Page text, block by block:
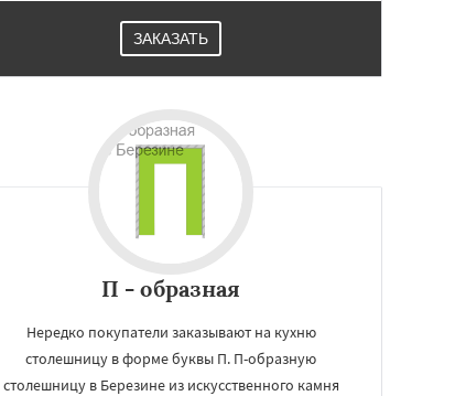
ЗАКАЗАТЬ
П - образная
Нередко покупатели заказывают на кухню
столешницу в форме буквы П. П-образную
столешницу в Березине из искусственного камня